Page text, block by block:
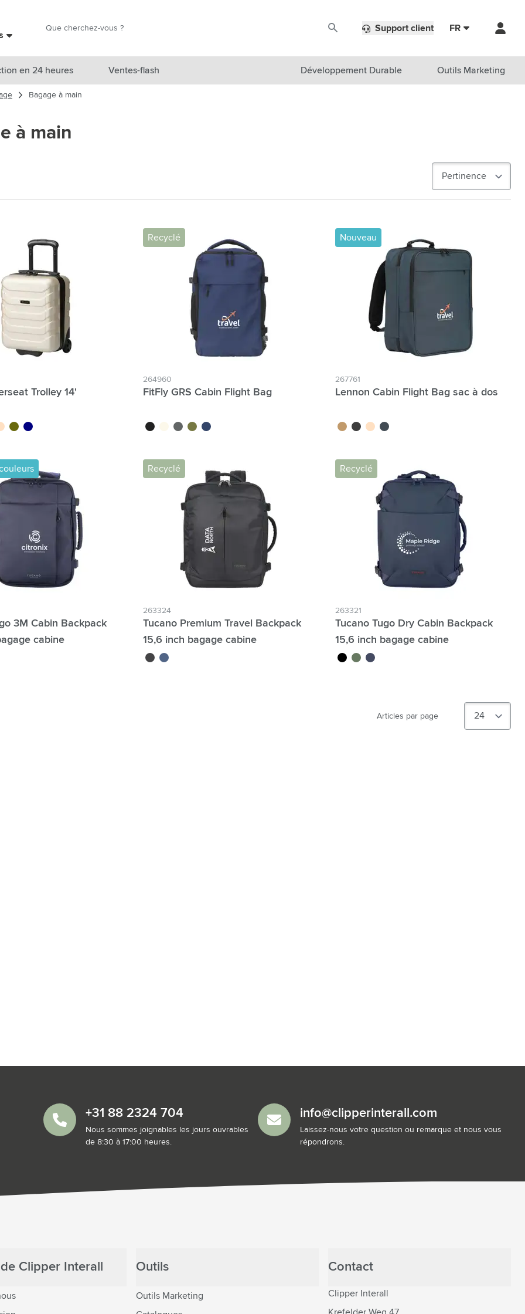
Marques
Cuisiner & Vivre
Produits de soin
Technologie & gadgets
Giveaways
Écriture
Bureau
Outils & Déplacements
Support client FR
en 24 heures Ventes-flash Développement Durable Outils Marketing
Bagage à main
filtre Noms individuels possibles :
à main
Trolley 14'
vert olivebleu marine
Recyclé
264960
FitFly GRS Cabin Flight Bag
noir blanc cassé
gris vert olivebleu marine
Nouveau
267761
Lennon Cabin Flight Bag sac à dos
brun noir beigebleu marine
3M Cabin Backpack
cabine
Recyclé
263324
Tucano Premium Travel Backpack
15,6 inch bagage cabine
noir bleu foncé
Recyclé
263321
Tucano Tugo Dry Cabin Backpack
15,6 inch bagage cabine
noir vert foncébleu foncé
Articles par page
+31 88 2324 704
Nous sommes joignables les jours ouvrables
de 8:30 à 17:00 heures.
info@clipperinterall.com
Laissez-nous votre question ou remarque et nous vous
répondrons.
Clipper Interall Outils
Outils Marketing
Contact
Clipper Interall